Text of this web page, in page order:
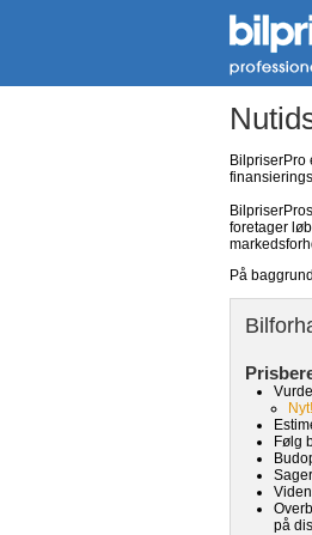
BilpriserPro
foretager
På
Nyt!
Følg
på